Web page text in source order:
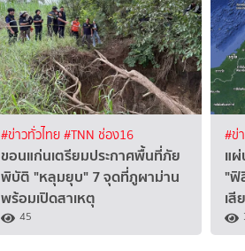
#ข่าวทั่วไทย#TNN ช่อง16
ขอนแก่นเตรียมประกาศพื้นที่ภัย
พิบัติ "หลุมยุบ" 7 จุดที่ภูผาม่าน
พร้อมเปิดสาเหตุ
45
#ข่
แ
"ฟิ
เสี